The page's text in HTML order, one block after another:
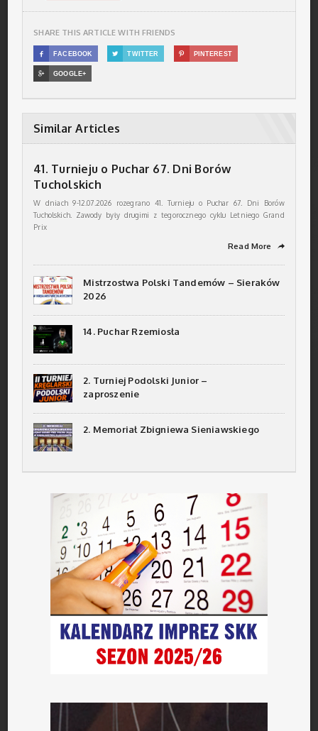
SHARE THIS ARTICLE WITH FRIENDS
 FACEBOOK  TWITTER  PINTEREST
 GOOGLE+
Similar Articles
41. Turnieju o Puchar 67. Dni Borów
Tucholskich
W dniach 9-12.07.2026 rozegrano 41. Turnieju o Puchar 67. Dni Borów
Tucholskich. Zawody były drugimi z tegorocznego cyklu Letniego Grand
Prix
Read More ➦
Mistrzostwa Polski Tandemów – Sieraków
2026
14. Puchar Rzemiosła
2. Turniej Podolski Junior –
zaproszenie
2. Memoriał Zbigniewa Sieniawskiego